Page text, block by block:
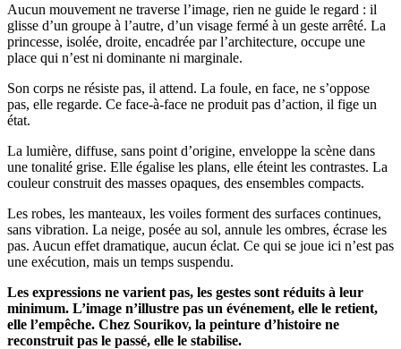
Aucun mouvement ne traverse l’image, rien ne guide le regard : il
glisse d’un groupe à l’autre, d’un visage fermé à un geste arrêté. La
princesse, isolée, droite, encadrée par l’architecture, occupe une
place qui n’est ni dominante ni marginale.
Son corps ne résiste pas, il attend. La foule, en face, ne s’oppose
pas, elle regarde. Ce face-à-face ne produit pas d’action, il fige un
état.
La lumière, diffuse, sans point d’origine, enveloppe la scène dans
une tonalité grise. Elle égalise les plans, elle éteint les contrastes. La
couleur construit des masses opaques, des ensembles compacts.
Les robes, les manteaux, les voiles forment des surfaces continues,
sans vibration. La neige, posée au sol, annule les ombres, écrase les
pas. Aucun effet dramatique, aucun éclat. Ce qui se joue ici n’est pas
une exécution, mais un temps suspendu.
Les expressions ne varient pas, les gestes sont réduits à leur
minimum. L’image n’illustre pas un événement, elle le retient,
elle l’empêche. Chez Sourikov, la peinture d’histoire ne
reconstruit pas le passé, elle le stabilise.